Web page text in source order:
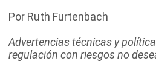
Por Ruth Furtenbach
Advertencias técnicas y
regulación con riesgos no